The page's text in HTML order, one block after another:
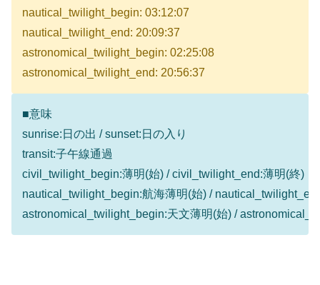
nautical_twilight_begin: 03:12:07
nautical_twilight_end: 20:09:37
astronomical_twilight_begin: 02:25:08
astronomical_twilight_end: 20:56:37
■意味
sunrise:日の出 / sunset:日の入り
transit:子午線通過
civil_twilight_begin:薄明(始) / civil_twilight_end:薄明(終)
nautical_twilight_begin:航海薄明(始) /
astronomical_twilight_begin:天文薄明(始) /